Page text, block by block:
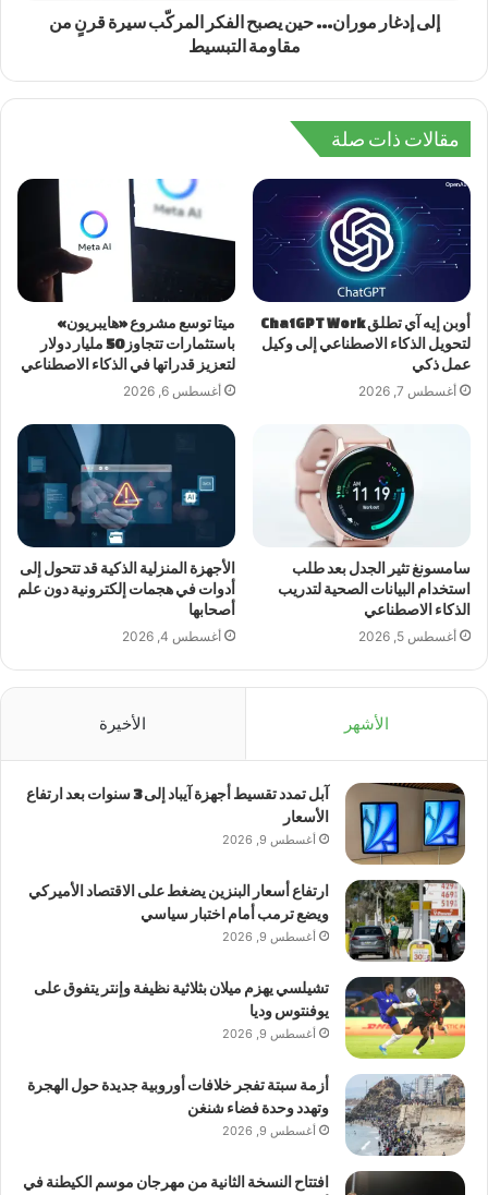
إلى إدغار موران… حين يصبح الفكر المركّب سيرة قرنٍ من
مقاومة التبسيط
مقالات ذات صلة
أوبن إيه آي تطلق ChatGPT Work
لتحويل الذكاء الاصطناعي إلى وكيل
عمل ذكي
أغسطس 7, 2026
ميتا توسع مشروع «هايبريون»
باستثمارات تتجاوز 50 مليار دولار
لتعزيز قدراتها في الذكاء الاصطناعي
أغسطس 6, 2026
سامسونغ تثير الجدل بعد طلب
استخدام البيانات الصحية لتدريب
الذكاء الاصطناعي
أغسطس 5, 2026
الأجهزة المنزلية الذكية قد تتحول إلى
أدوات في هجمات إلكترونية دون علم
أصحابها
أغسطس 4, 2026
الأشهر الأخيرة
آبل تمدد تقسيط أجهزة آيباد إلى 3 سنوات بعد ارتفاع
الأسعار
أغسطس 9, 2026
ارتفاع أسعار البنزين يضغط على الاقتصاد الأميركي
ويضع ترمب أمام اختبار سياسي
أغسطس 9, 2026
تشيلسي يهزم ميلان بثلاثية نظيفة وإنتر يتفوق على
يوفنتوس وديا
أغسطس 9, 2026
أزمة سبتة تفجر خلافات أوروبية جديدة حول الهجرة
وتهدد وحدة فضاء شنغن
أغسطس 9, 2026
افتتاح النسخة الثانية من مهرجان موسم الكيطنة في